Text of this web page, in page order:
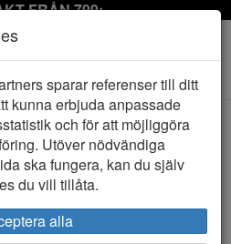
FRÅN 799:-
sparar referenser till ditt
kunna erbjuda anpassade
och för att möjliggöra
Utöver nödvändiga
ska fungera, kan du själv
du vill tillåta.
alla